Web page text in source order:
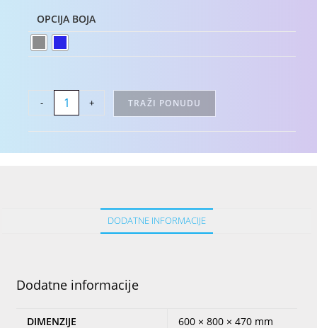
OPCIJA BOJA
- + TRAŽI PONUDU
DODATNE INFORMACIJE
Dodatne informacije
DIMENZIJE
600 × 800 × 470 mm